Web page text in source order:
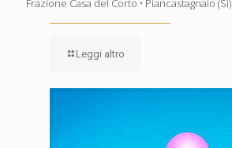
Frazione Casa del Corto • Piancastagnaio (Si)
Leggi altro